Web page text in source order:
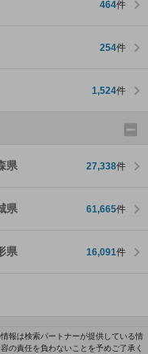
464件
254件
1,524件
県 27,338件
県 61,665件
県 16,091件
報は検索パートナーが提供している情
の責任を負わないことを予めご了承く